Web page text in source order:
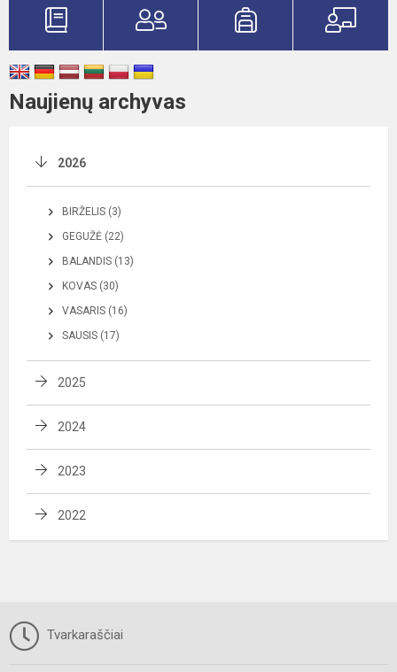
Naujienų archyvas
2026
BIRŽELIS (3)
GEGUŽĖ (22)
BALANDIS (13)
KOVAS (30)
VASARIS (16)
SAUSIS (17)
2025
2024
2023
2022
Tvarkaraščiai